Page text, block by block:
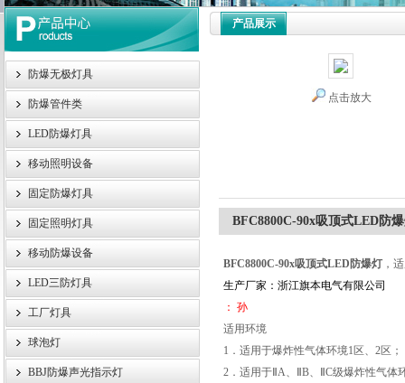
浙江旗本电气有限公司
防爆无极灯具
防爆管件类
LED防爆灯具
移动照明设备
固定防爆灯具
固定照明灯具
移动防爆设备
LED三防灯具
工厂灯具
球泡灯
BBJ防爆声光指示灯
产品展示
点击放大
BFC8800C-90x吸顶式LED防
BFC8800C-90x吸顶式LED防爆灯 ，
生产厂家：浙江旗本电气有限公司
： 孙
适用环境
1．适用于爆炸性气体环境1区、2区；
2．适用于ⅡA、ⅡB、ⅡC级爆炸性气体